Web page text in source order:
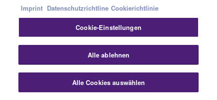
Imprint Datenschutzrichtline Cookierichtlinie
Cookie-Einstellungen
Alle ablehnen
Alle Cookies auswählen